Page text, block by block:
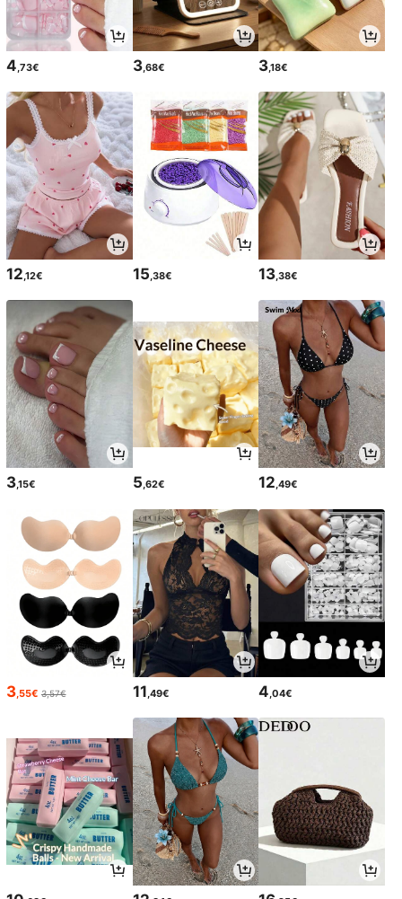
4,73€ 3,68€ 3,18€
12,12€ 15,38€ 13,38€
3,15€ 5,62€ 12,49€
3 ,55€ 3,57€ 11 ,49€ 4 ,04€